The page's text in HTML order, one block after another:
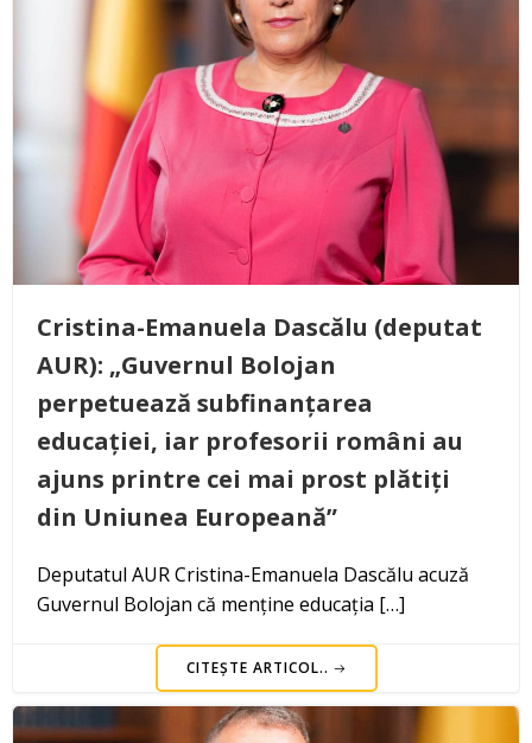
Cristina-Emanuela Dascălu (deputat
AUR): „Guvernul Bolojan
perpetuează subfinanțarea
educației, iar profesorii români au
ajuns printre cei mai prost plătiți
din Uniunea Europeană”
Deputatul AUR Cristina-Emanuela Dascălu acuză
Guvernul Bolojan că menține educația […]
CITEȘTE ARTICOL..